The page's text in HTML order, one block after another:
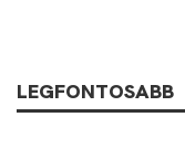
LEGFONTOSABB